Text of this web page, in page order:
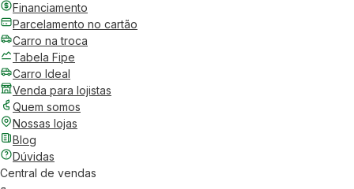
Financiamento
Parcelamento no cartão
Carro na troca
Tabela Fipe
Carro Ideal
Venda para lojistas
Quem somos
Nossas lojas
Blog
Dúvidas
Central de vendas